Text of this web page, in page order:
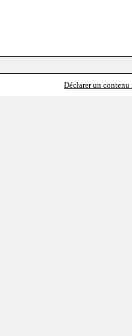
Déclarer un